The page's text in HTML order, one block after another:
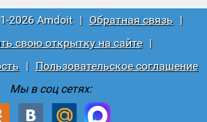
2026 Amdoit | Обратная связь |
свою открытку на сайте
|
|
Пользовательское соглашение
Мы в соц сетях: